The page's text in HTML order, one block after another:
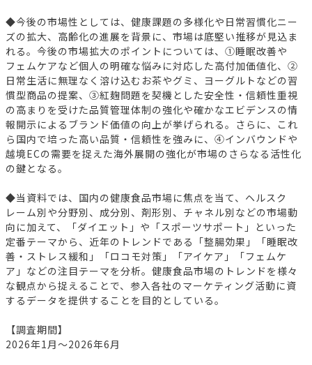
◆今後の市場性としては、健康課題の多様化や日常習慣化ニー
ズの拡大、高齢化の進展を背景に、市場は底堅い推移が見込ま
れる。今後の市場拡大のポイントについては、①睡眠改善や
フェムケアなど個人の明確な悩みに対応した高付加価値化、②
日常生活に無理なく溶け込むお茶やグミ、ヨーグルトなどの習
慣型商品の提案、③紅麹問題を契機とした安全性・信頼性重視
の高まりを受けた品質管理体制の強化や確かなエビデンスの情
報開示によるブランド価値の向上が挙げられる。さらに、これ
ら国内で培った高い品質・信頼性を強みに、④インバウンドや
越境ECの需要を捉えた海外展開の強化が市場のさらなる活性化
の鍵となる。
◆当資料では、国内の健康食品市場に焦点を当て、ヘルスク
レーム別や分野別、成分別、剤形別、チャネル別などの市場動
向に加えて、「ダイエット」や「スポーツサポート」といった
定番テーマから、近年のトレンドである「整腸効果」「睡眠改
善・ストレス緩和」「ロコモ対策」「アイケア」「フェムケ
ア」などの注目テーマを分析。健康食品市場のトレンドを様々
な観点から捉えることで、参入各社のマーケティング活動に資
するデータを提供することを目的としている。
【調査期間】
2026年1月～2026年6月